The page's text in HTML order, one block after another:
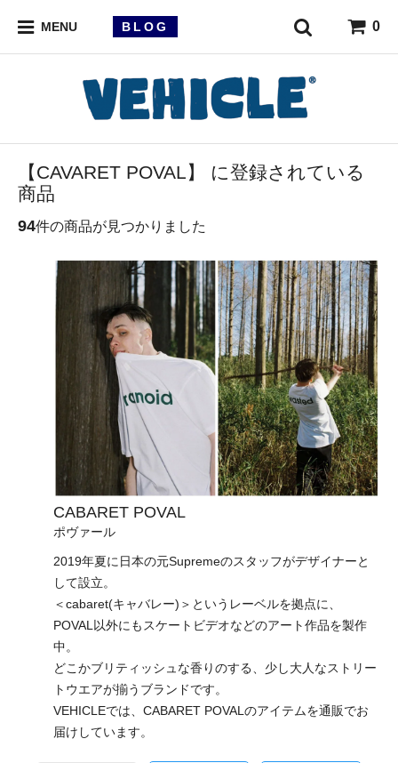
MENU BLOG 0
【CAVARET POVAL】 に登録されている
商品
94件の商品が見つかりました
CABARET POVAL
ポヴァール
2019年夏に日本の元Supremeのスタッフがデザイナーと
して設立。
＜cabaret(キャバレー)＞というレーベルを拠点に、
POVAL以外にもスケートビデオなどのアート作品を製作
中。
どこかブリティッシュな香りのする、少し大人なストリー
トウエアが揃うブランドです。
VEHICLEでは、CABARET POVALのアイテムを通販でお
届けしています。